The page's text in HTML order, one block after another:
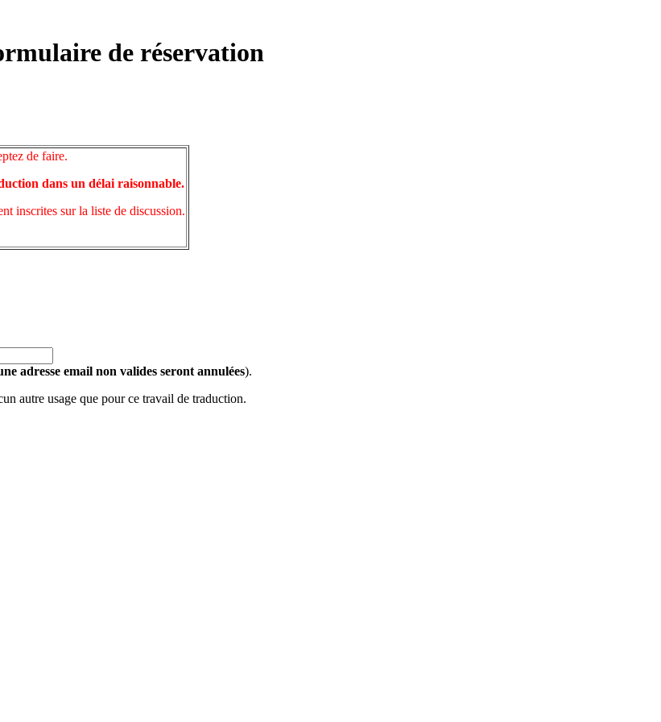
de réservation
de faire.
dans un délai raisonnable.
inscrites sur la liste de discussion.
adresse email non valides seront annulées).
autre usage que pour ce travail de traduction.